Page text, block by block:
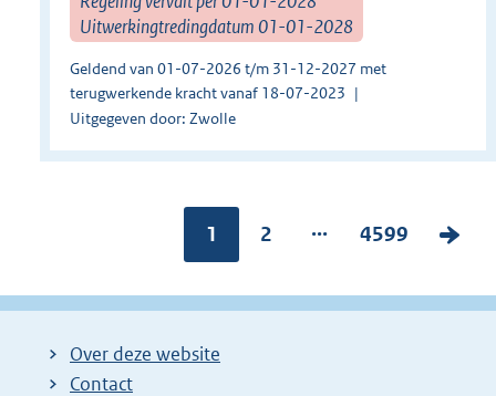
Uitwerkingtredingdatum 01-01-2028
Geldend van 01-07-2026 t/m 31-12-2027 met
terugwerkende kracht vanaf 18-07-2023
Uitgegeven door: Zwolle
Pagina:
1
P
g
2 ...
P
g
4599
V
l
Over deze website
Contact